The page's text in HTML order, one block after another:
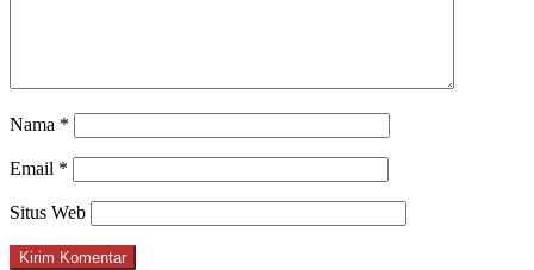
Nama *
Email *
Situs Web